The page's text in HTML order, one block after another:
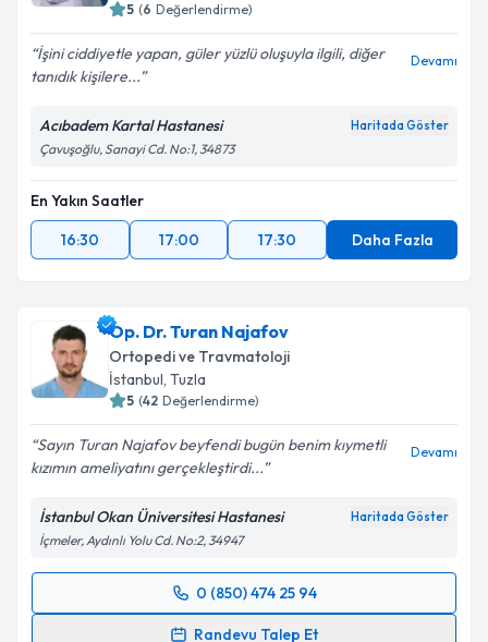
5 (6 Değerlendirme)
İşini ciddiyetle yapan, güler yüzlü oluşuyla ilgili, diğer
tanıdık kişilere...
Devamı
Acıbadem Kartal Hastanesi Haritada Göster
Çavuşoğlu, Sanayi Cd. No:1, 34873
En Yakın Saatler
16:30
17:00 17:30 Daha Fazla
Op. Dr. Turan Najafov
Ortopedi ve Travmatoloji
İstanbul, Tuzla
5 (42 Değerlendirme)
Sayın Turan Najafov beyfendi bugün benim kıymetli
kızımın ameliyatını gerçekleştirdi...
Devamı
İstanbul Okan Üniversitesi Hastanesi Haritada Göster
İçmeler, Aydınlı Yolu Cd. No:2, 34947
0 (850) 474 25 94
Randevu Talep Et
Randevu Takvimi Talebi